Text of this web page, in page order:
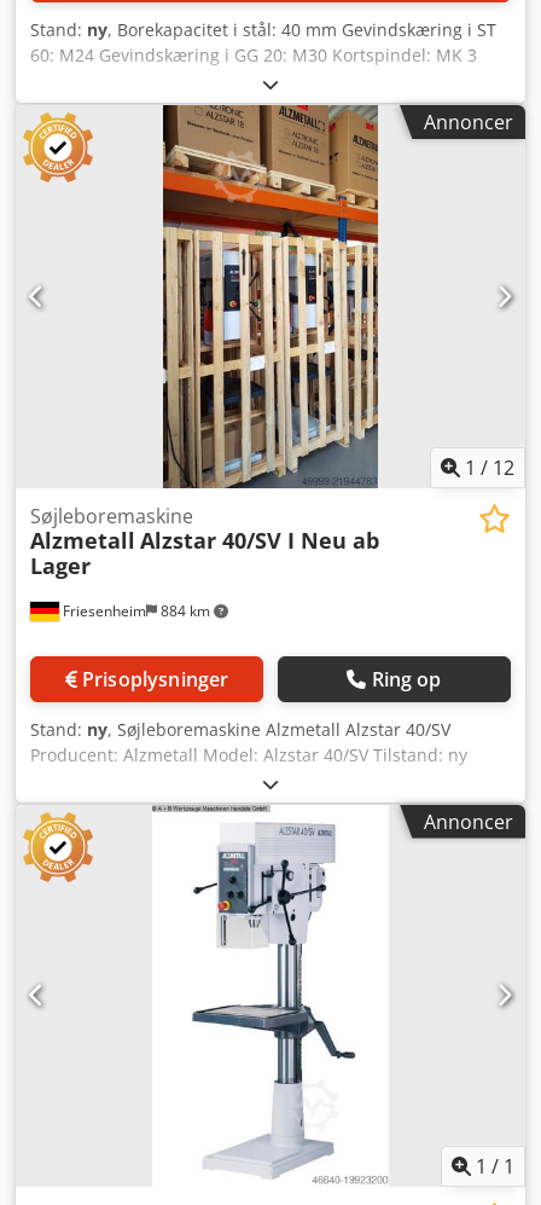
Stand: ny, Borekapacitet i stål: 40 mm Gevindskæring i ST
60: M24 Gevindskæring i GG 20: M30 Kortspindel: MK 3
Spindelhastigheder - trinløs: 160 - 2250 omdr./min
Codpeyvvmrefx Agreha Udladning: 293 mm Søjlediameter:
115 mm Spindelslag: 120 mm Maskinbord - brugbar
understøttelse: 514 x 360 mm T-rillen - antal - bredde -
afstand: 2 x 14 x 224 mm Afstand spindel-bord min./maks.:
117/701 mm Fremføring: 0,10 + 0,20 mm/omdr.
Motoreffekt: 1,45 / 1,9 kW Maskinhøjde ca.: 1840 mm
Maskinvægt ca.: 285 kg Standardudstyr: - Hovedafbryder,
aflåselig - Nødstop i form af svampeknap (fastlåst position)
- Vælgervender for højre-/venstreløb - Motor med termisk
beskyttelse - Trinløs hastighedsregulering - Digital
hastighedsvisning - Overbelastningssikring for fremføring -
Beskyttelsesklasse IP 54, motor isoleringsklasse "F" (155°) -
Spindelbeskyttelse med elektrisk sikring - Lakering: DD-
strukturlak signalhvid RAL 9003, patron 7545c, sort
Annoncer
1 / 12
Friesenheim 884 km
Søjleboremaskine
Alzmetall Alzstar 40/SV I Neu ab
Lager
Prisoplysninger Ring op
Stand: ny, Søjleboremaskine Alzmetall Alzstar 40/SV
Producent: Alzmetall Model: Alzstar 40/SV Tilstand: ny
Tekniske data: Søjlediameter: 115 mm Maskinbord
(anvendelig flade): 514 x 360 mm T-noter (antal x bredde x
afstand): 2 x 14 x 224 mm Spindel-bord afstand
(min./max.): 117 / 701 mm 2 fremføringer: 0,1 + 0,2
mm/omdr. Højde (mm): ca. 1840 Borekapacitet St 60 (mm):
40 Spindelslag (mm): 120 Udladning (mm): 293 Motor (kW):
1,45 / 1,9 Codpfx Agoy S Artoreha Omdrejningsområde
Annoncer
1 / 1